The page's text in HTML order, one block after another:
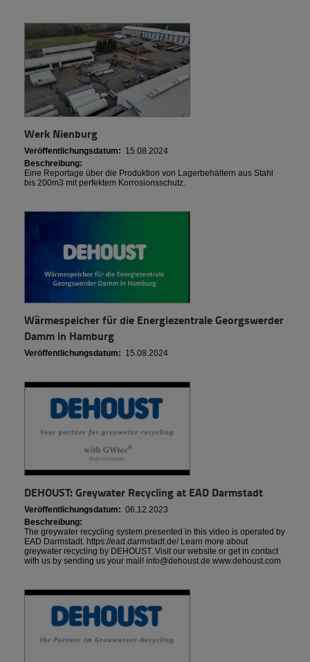
Werk Nienburg
Veröffentlichungsdatum: 15.08.2024
Beschreibung:
Eine Reportage über die Produktion von Lagerbehältern aus Stahl
bis 200m3 mit perfektem Korrosionsschutz.
Wärmespeicher für die Energiezentrale Georgswerder
Damm in Hamburg
Veröffentlichungsdatum: 15.08.2024
DEHOUST: Greywater Recycling at EAD Darmstadt
Veröffentlichungsdatum: 06.12.2023
Beschreibung:
The greywater recycling system presented in this video is operated by
EAD Darmstadt. https://ead.darmstadt.de/ Learn more about
greywater recycling by DEHOUST. Visit our website or get in contact
with us by sending us your mail! info@dehoust.de www.dehoust.com